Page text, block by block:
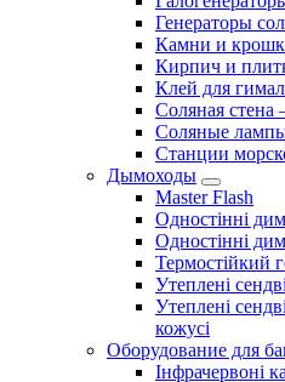
Генераторы
Камни и
Кирпич и
Клей для
Соляная стена
Соляные
Станции
Дымоходы
Master Flash
Одностінні
Одностінні
Термостійкий
Утеплені
Утеплені
кожусі
Оборудование для
Інфрачервоні